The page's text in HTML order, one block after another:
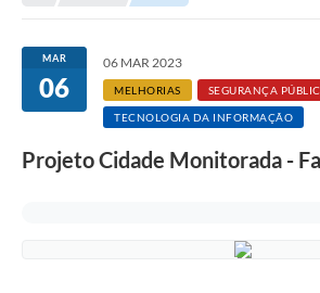
MAR
06
06 MAR 2023
MELHORIAS SEGURANÇA
TECNOLOGIA DA INFORMAÇÃO
Projeto Cidade Monitorada -